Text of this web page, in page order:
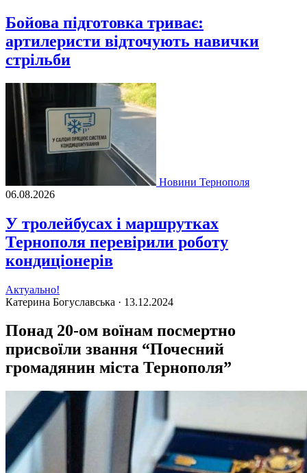
Бойова підготовка триває:
артилеристи відточують навички
стрільби
Новини Тернополя
06.08.2026
У тролейбусах і маршрутках
Тернополя перевірили роботу
кондиціонерів
Актуально!
Катерина Богуславська · 13.12.2024
Понад 20-ом воїнам посмертно
присвоїли звання “Почесний
громадянин міста Тернополя”